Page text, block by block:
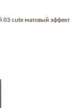
03 cute матовый эффект